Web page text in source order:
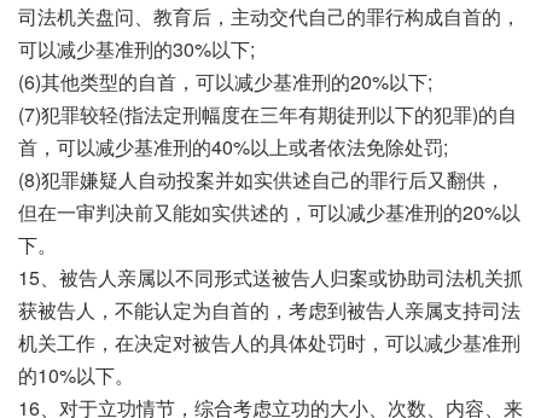
司法机关盘问、教育后，主动交代自己的罪行构成自首的，
可以减少基准刑的30%以下;
(6)其他类型的自首，可以减少基准刑的20%以下;
(7)犯罪较轻(指法定刑幅度在三年有期徒刑以下的犯罪)的自
首，可以减少基准刑的40%以上或者依法免除处罚;
(8)犯罪嫌疑人自动投案并如实供述自己的罪行后又翻供，
但在一审判决前又能如实供述的，可以减少基准刑的20%以
下。
15、被告人亲属以不同形式送被告人归案或协助司法机关抓
获被告人，不能认定为自首的，考虑到被告人亲属支持司法
机关工作，在决定对被告人的具体处罚时，可以减少基准刑
的10%以下。
16、对于立功情节，综合考虑立功的大小、次数、内容、来